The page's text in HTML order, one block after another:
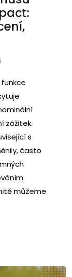
zážitek.
s
často
můžeme